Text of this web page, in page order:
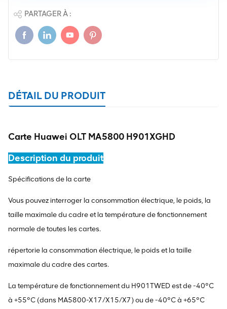
PARTAGER À :
DÉTAIL DU PRODUIT
Carte Huawei OLT MA5800 H901XGHD
Description du produit
Spécifications de la carte
Vous pouvez interroger la consommation électrique, le poids, la
taille maximale du cadre et la température de fonctionnement
normale de toutes les cartes.
répertorie la consommation électrique, le poids et la taille
maximale du cadre des cartes.
La température de fonctionnement du H901TWED est de -40°C
à +55°C (dans MA5800-X17/X15/X7) ou de -40°C à +65°C